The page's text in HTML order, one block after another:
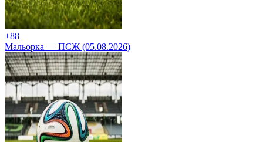
+88
Мальорка — ПСЖ (05.08.2026)